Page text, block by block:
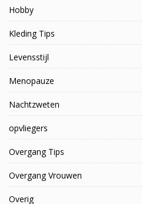
Hobby
Kleding Tips
Levensstijl
Menopauze
Nachtzweten
opvliegers
Overgang Tips
Overgang Vrouwen
Overig